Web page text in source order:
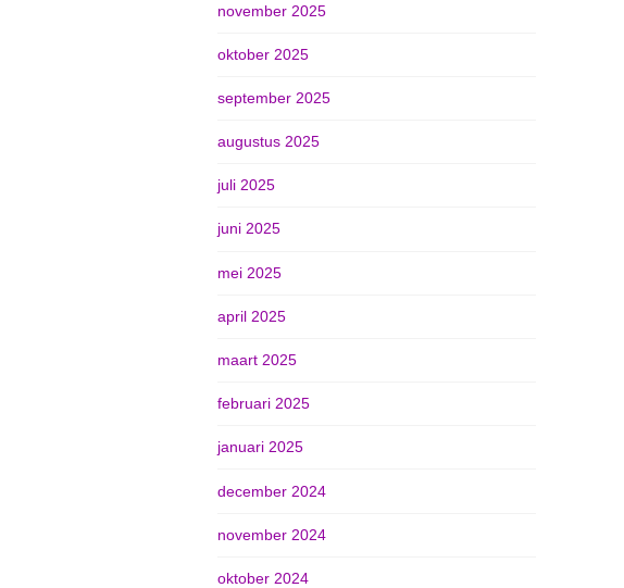
november 2025
oktober 2025
september 2025
augustus 2025
juli 2025
juni 2025
mei 2025
april 2025
maart 2025
februari 2025
januari 2025
december 2024
november 2024
oktober 2024